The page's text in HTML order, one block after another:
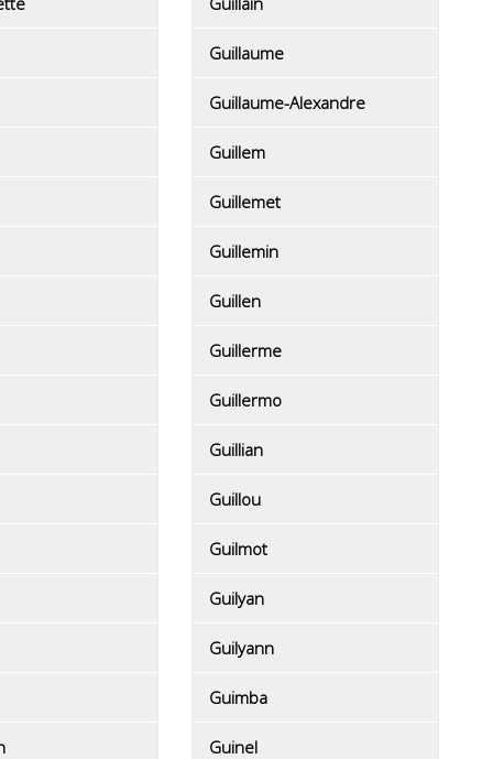
Guillaume
Guillaume-Alexandre
Guillem
Guillemet
Guillemin
Guillen
Guillerme
Guillermo
Guillian
Guillou
Guilmot
Guilyan
Guilyann
Guimba
Guinel